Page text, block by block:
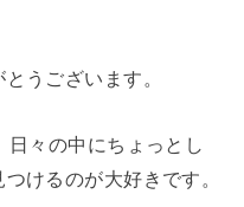
うございます。
々の中にちょっとし
けるのが大好きです。